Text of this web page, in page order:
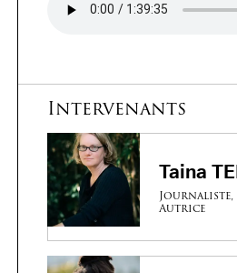
Intervenants
Taina
Autrice